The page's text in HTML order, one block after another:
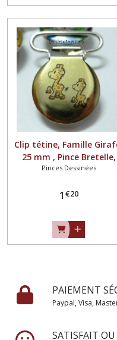
Clip tétine, Famille
25 mm , Pince Bretelle,
Crocodile, Attache Tétine,
émaillé
Pinces Dessinées
1 €20
PAIEMENT
Paypal, Visa,
SATISFAIT